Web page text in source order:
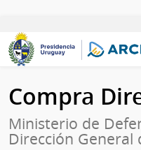
Compra
Ministerio de
Dirección General